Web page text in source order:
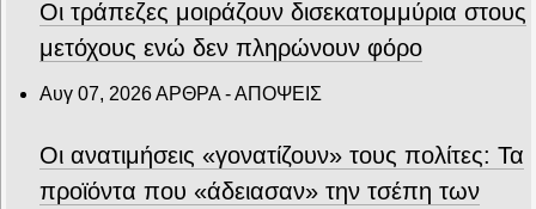
Οι τράπεζες μοιράζουν δισεκατομμύρια στους
μετόχους ενώ δεν πληρώνουν φόρο
Αυγ 07, 2026ΑΡΘΡΑ - ΑΠΟΨΕΙΣ
Οι ανατιμήσεις «γονατίζουν» τους πολίτες: Τα
προϊόντα που «άδειασαν» την τσέπη των